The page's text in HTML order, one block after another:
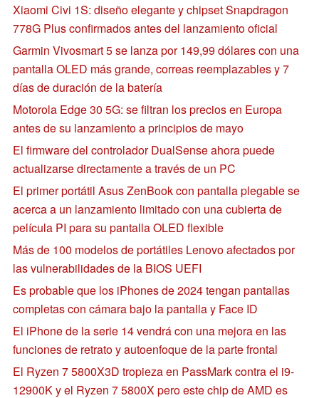
Xiaomi Civi 1S: diseño elegante y chipset Snapdragon
778G Plus confirmados antes del lanzamiento oficial
Garmin Vivosmart 5 se lanza por 149,99 dólares con una
pantalla OLED más grande, correas reemplazables y 7
días de duración de la batería
Motorola Edge 30 5G: se filtran los precios en Europa
antes de su lanzamiento a principios de mayo
El firmware del controlador DualSense ahora puede
actualizarse directamente a través de un PC
El primer portátil Asus ZenBook con pantalla plegable se
acerca a un lanzamiento limitado con una cubierta de
película PI para su pantalla OLED flexible
Más de 100 modelos de portátiles Lenovo afectados por
las vulnerabilidades de la BIOS UEFI
Es probable que los iPhones de 2024 tengan pantallas
completas con cámara bajo la pantalla y Face ID
El iPhone de la serie 14 vendrá con una mejora en las
funciones de retrato y autoenfoque de la parte frontal
El Ryzen 7 5800X3D tropieza en PassMark contra el i9-
12900K y el Ryzen 7 5800X pero este chip de AMD es